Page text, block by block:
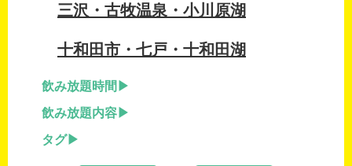
三沢・古牧温泉・小川原湖
十和田市・七戸・十和田湖
飲み放題時間
飲み放題内容
タグ